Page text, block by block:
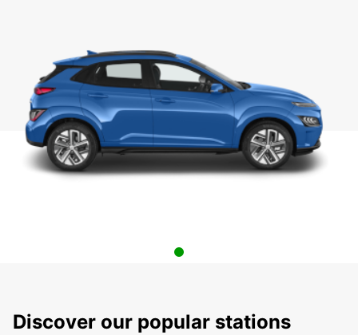
Discover our popular stations